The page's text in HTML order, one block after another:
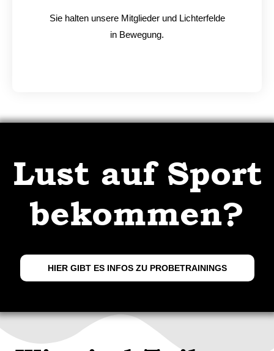
Sie halten unsere Mitglieder und Lichterfelde
in Bewegung.
Lust auf Sport
bekommen?
HIER GIBT ES INFOS ZU PROBETRAININGS